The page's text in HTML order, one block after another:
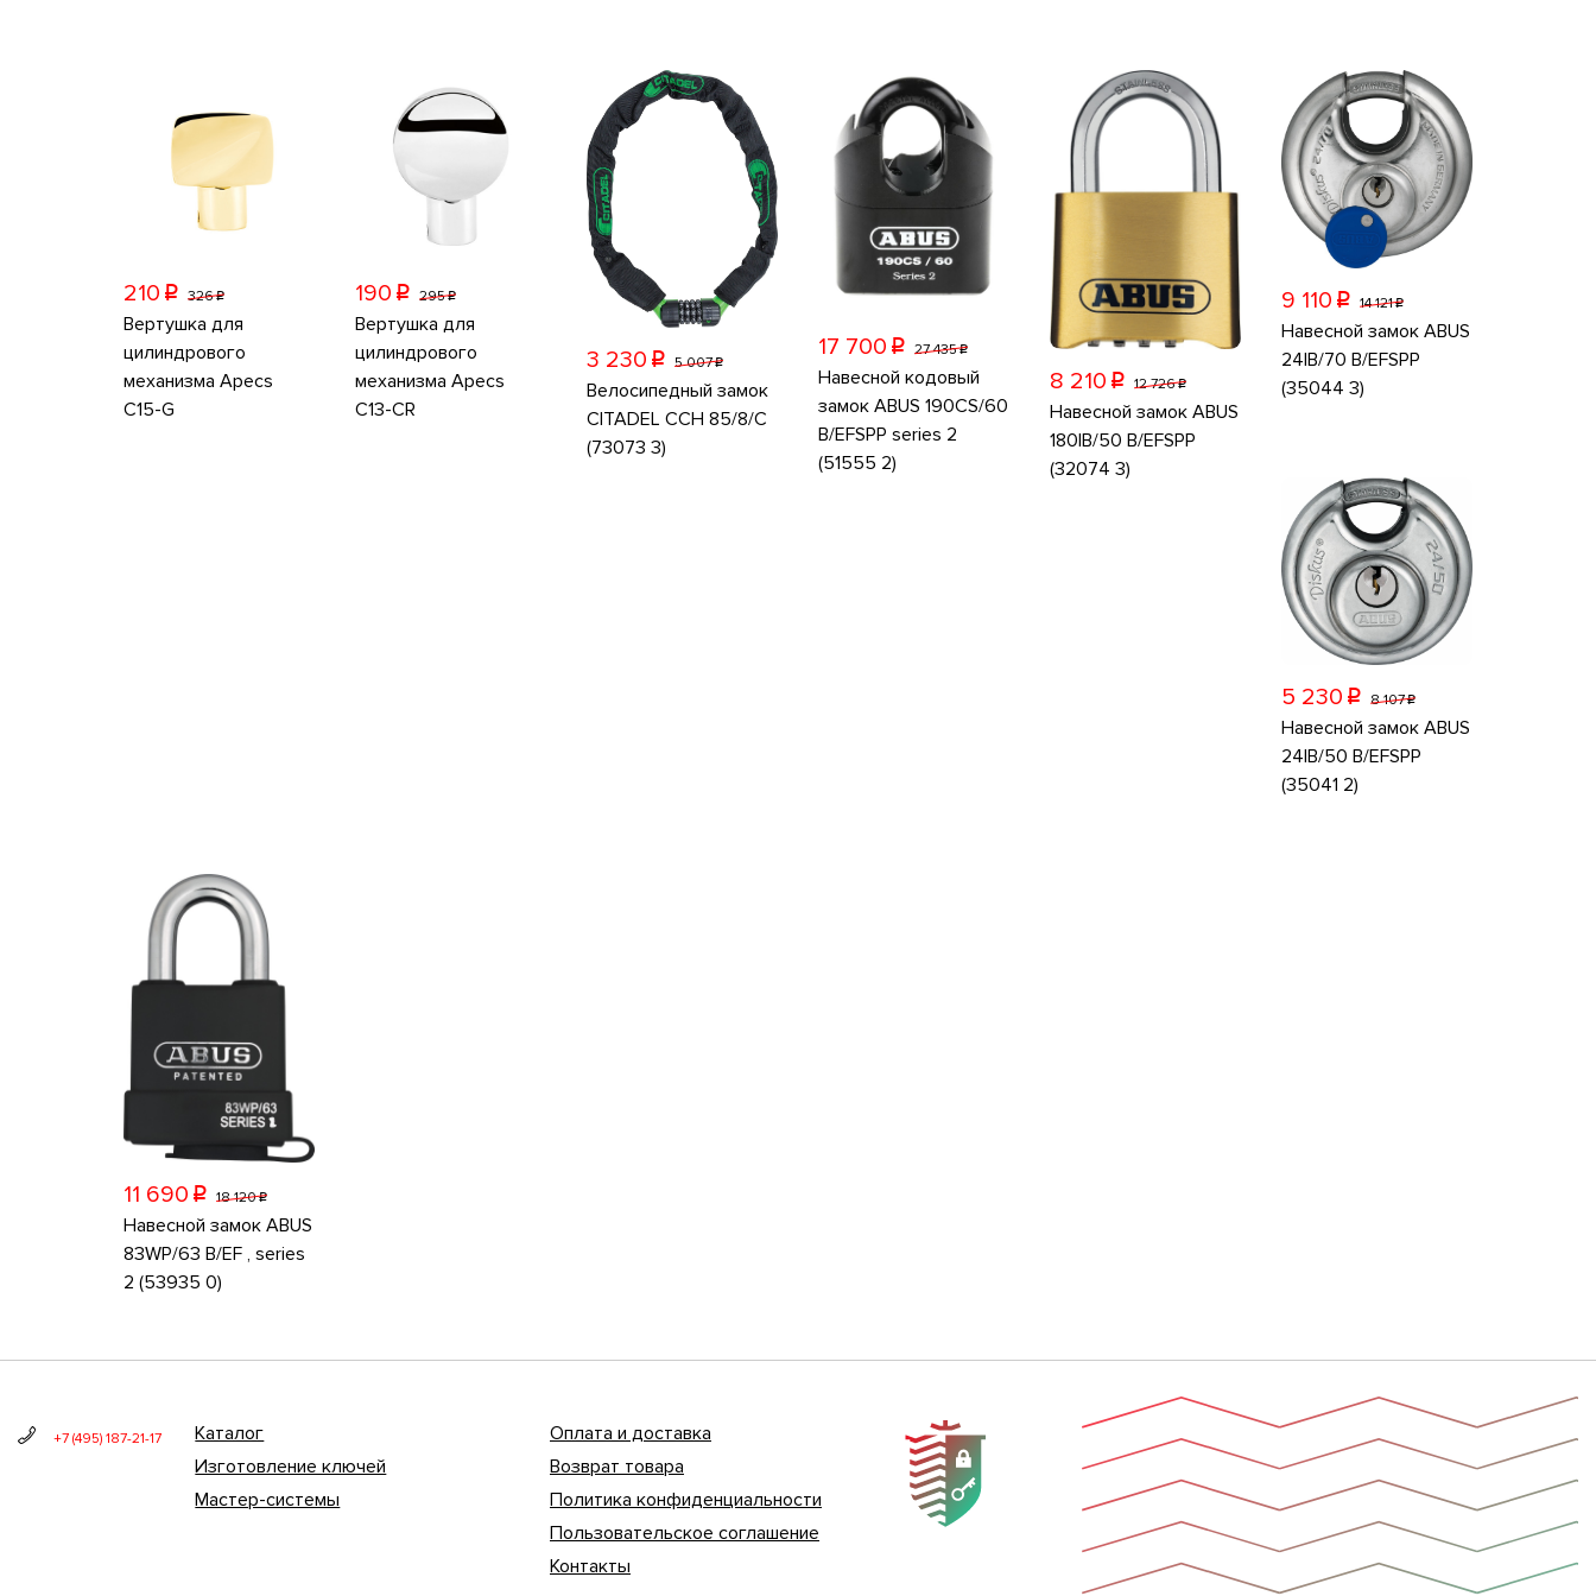
210 p 326p
Вертушка для
цилиндрового
механизма Apecs
C15-G
190 p 295p
Вертушка для
цилиндрового
механизма Apecs
C13-CR
3 230 p 5 007p
Велосипедный замок
CITADEL CCH 85/8/C
(73073 3)
17 700 p 27 435p
Навесной кодовый
замок ABUS 190CS/60
B/EFSPP series 2
(51555 2)
8 210 p 12 726p
Навесной замок ABUS
180IB/50 B/EFSPP
(32074 3)
9 110 p 14 121p
Навесной замок ABUS
24IB/70 B/EFSPP
(35044 3)
5 230 p 8 107p
Навесной замок ABUS
24IB/50 B/EFSPP
(35041 2)
11 690 p 18 120p
Навесной замок ABUS
83WP/63 B/EF , series
2 (53935 0)
+7 (495) 187-21-17
Каталог
Изготовление ключей
Мастер-системы
Оплата и доставка
Возврат товара
Политика конфиденциальности
Пользовательское соглашение
Контакты